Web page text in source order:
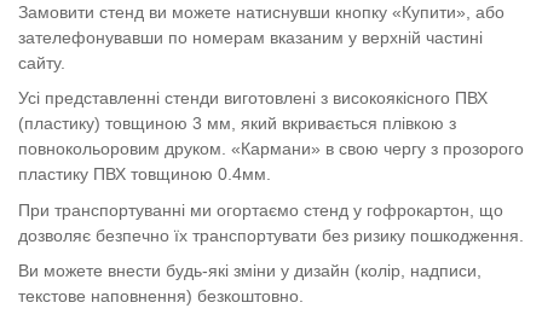
Замовити стенд ви можете натиснувши кнопку «Купити», або
зателефонувавши по номерам вказаним у верхній частині
сайту.
Усі представленні стенди виготовлені з високоякісного ПВХ
(пластику) товщиною 3 мм, який вкривається плівкою з
повнокольоровим друком. «Кармани» в свою чергу з прозорого
пластику ПВХ товщиною 0.4мм.
При транспортуванні ми огортаємо стенд у гофрокартон, що
дозволяє безпечно їх транспортувати без ризику пошкодження.
Ви можете внести будь-які зміни у дизайн (колір, надписи,
текстове наповнення) безкоштовно.